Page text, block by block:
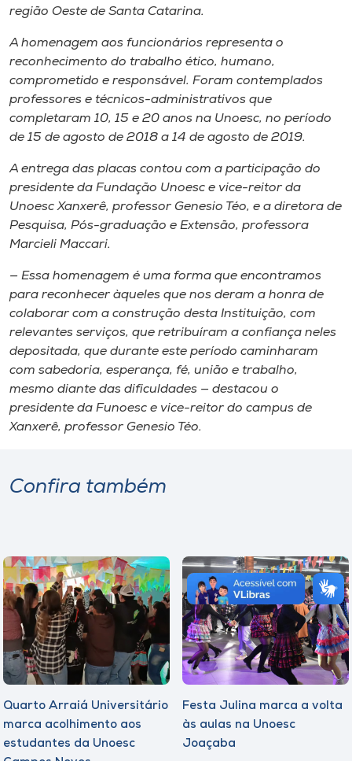
região Oeste de Santa Catarina.
A homenagem aos funcionários representa o
reconhecimento do trabalho ético, humano,
comprometido e responsável. Foram contemplados
professores e técnicos-administrativos que
completaram 10, 15 e 20 anos na Unoesc, no período
de 15 de agosto de 2018 a 14 de agosto de 2019.
A entrega das placas contou com a participação do
presidente da Fundação Unoesc e vice-reitor da
Unoesc Xanxerê, professor Genesio Téo, e a diretora de
Pesquisa, Pós-graduação e Extensão, professora
Marcieli Maccari.
— Essa homenagem é uma forma que encontramos
para reconhecer àqueles que nos deram a honra de
colaborar com a construção desta Instituição, com
relevantes serviços, que retribuíram a confiança neles
depositada, que durante este período caminharam
com sabedoria, esperança, fé, união e trabalho,
mesmo diante das dificuldades — destacou o
presidente da Funoesc e vice-reitor do campus de
Xanxerê, professor Genesio Téo.
Confira também
Quarto Arraiá Universitário
marca acolhimento aos
estudantes da Unoesc
Festa Julina marca a volta
às aulas na Unoesc
Joaçaba